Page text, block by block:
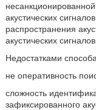
акустических
распространения
акустических
Недостатками
не оперативность
сложность
зафиксированного